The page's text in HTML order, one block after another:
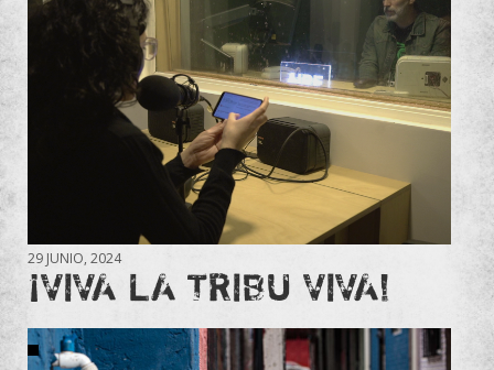
29 JUNIO, 2024
¡VIVA LA TRIBU VIVA!